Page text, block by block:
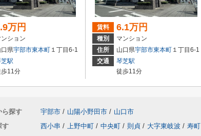
万円
ンション
口県宇部市東本町 １丁目6-1
駅
歩11分
賃料 6.1万円
種別
マンション
住所
山口県宇部市東本町 １丁目6-1
交通
琴芝駅
徒歩11分
ら探す 宇部市 / 山陽小野田市 / 山口市
す
西小串 / 上野中町 / 中央町 / 則貞 / 大字東岐波 / 寿町